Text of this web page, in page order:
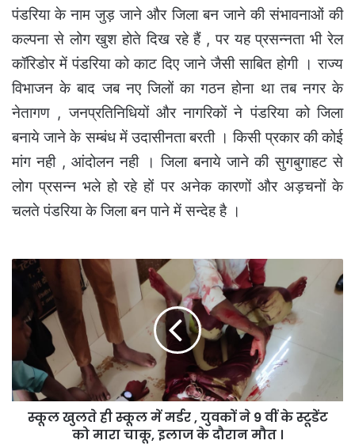
पंडरिया के नाम जुड़ जाने और जिला बन जाने की संभावनाओं की
कल्पना से लोग खुश होते दिख रहे हैं , पर यह प्रसन्नता भी रेल
कॉरिडोर में पंडरिया को काट दिए जाने जैसी साबित होगी । राज्य
विभाजन के बाद जब नए जिलों का गठन होना था तब नगर के
नेतागण , जनप्रतिनिधियों और नागरिकों ने पंडरिया को जिला
बनाये जाने के सम्बंध में उदासीनता बरती । किसी प्रकार की कोई
मांग नही , आंदोलन नही । जिला बनाये जाने की सुगबुगाहट से
लोग प्रसन्न भले हो रहे हों पर अनेक कारणों और अड़चनों के
चलते पंडरिया के जिला बन पाने में सन्देह है ।
स्कूल
स्कूल
,
युवकों
ने
स्कूल खुलते ही स्कूल में मर्डर , युवकों ने 9 वीं के स्टूडेंट
को मारा चाकू, इलाज के दौरान मौत ।